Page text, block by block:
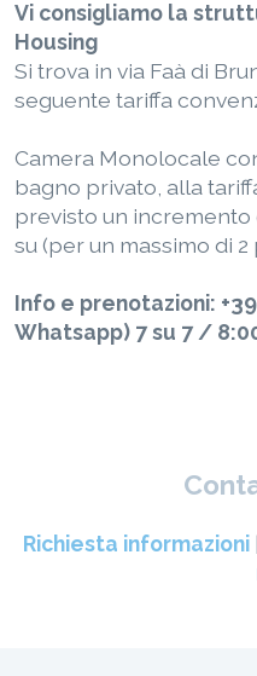
Vi consigliamo la
Housing
Si trova in via Faà di
seguente tariffa
Camera Monolocale
bagno privato, alla
previsto un incremento
su (per un massimo di
Info e prenotazioni:
Whatsapp) 7 su 7 /
Richiesta informazioni |